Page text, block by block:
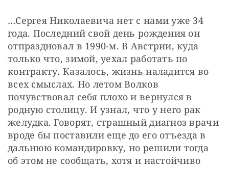
…Сергея Николаевича нет с нами уже 34
года. Последний свой день рождения он
отпраздновал в 1990-м. В Австрии, куда
только что, зимой, уехал работать по
контракту. Казалось, жизнь наладится во
всех смыслах. Но летом Волков
почувствовал себя плохо и вернулся в
родную столицу. И узнал, что у него рак
желудка. Говорят, страшный диагноз врачи
вроде бы поставили еще до его отъезда в
дальнюю командировку, но решили тогда
об этом не сообщать, хотя и настойчиво